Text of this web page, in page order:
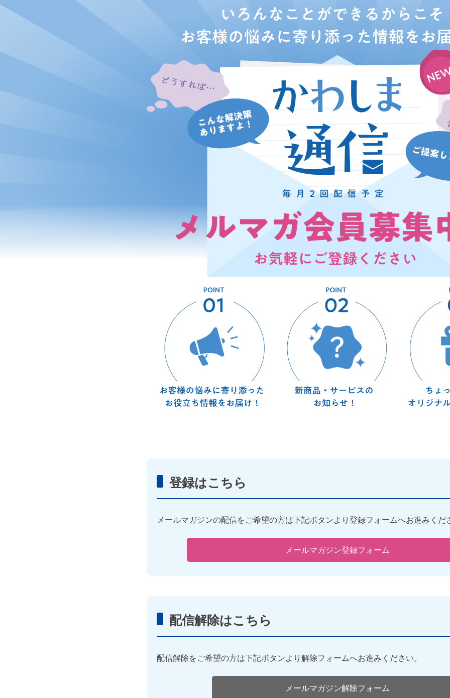
登録はこちら
メールマガジンの配信をご希望の方は下記ボタンより登録フォームへお進みくだ
メールマガジン登録フォーム
配信解除はこちら
配信解除をご希望の方は下記ボタンより解除フォームへお進みください。
メールマガジン解除フォーム